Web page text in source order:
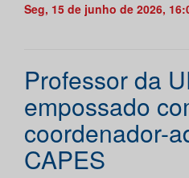
Seg, 15 de junho de 2026,
Professor da
empossado
coordenador-
CAPES